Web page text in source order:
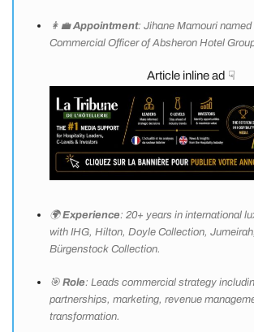
👩‍💼Appointment: Jihane Mamouri named
Commercial Officer of Absheron Hotel
Article inline ad ☟
🌍Experience: 20+ years in international
with IHG, Hilton, Doyle Collection,
Bürgenstock Collection.
🎯 Role: Leads commercial strategy
partnerships, marketing, revenue
transformation.